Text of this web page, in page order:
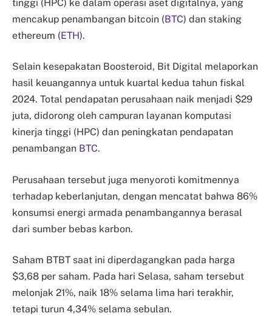
tinggi (HPC) ke dalam operasi aset digitalnya, yang
mencakup penambangan bitcoin (BTC) dan staking
ethereum (ETH).
Selain kesepakatan Boosteroid, Bit Digital melaporkan
hasil keuangannya untuk kuartal kedua tahun fiskal
2024. Total pendapatan perusahaan naik menjadi $29
juta, didorong oleh campuran layanan komputasi
kinerja tinggi (HPC) dan peningkatan pendapatan
penambangan BTC.
Perusahaan tersebut juga menyoroti komitmennya
terhadap keberlanjutan, dengan mencatat bahwa 86%
konsumsi energi armada penambangannya berasal
dari sumber bebas karbon.
Saham BTBT saat ini diperdagangkan pada harga
$3,68 per saham. Pada hari Selasa, saham tersebut
melonjak 21%, naik 18% selama lima hari terakhir,
tetapi turun 4,34% selama sebulan.